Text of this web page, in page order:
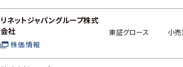
リネットジャパングループ株式
会社
株価情報
東証グロース 小売